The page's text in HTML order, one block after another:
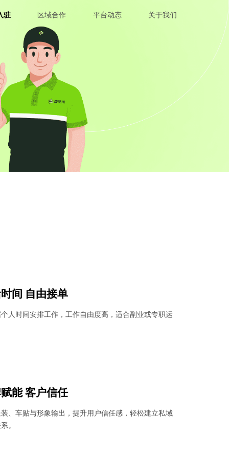
驻 区域合作 平台动态 关于我们
间 自由接单
人时间安排工作，工作自由度高，适合副业或专职运
能 客户信任
、车贴与形象输出，提升用户信任感，轻松建立私域
。